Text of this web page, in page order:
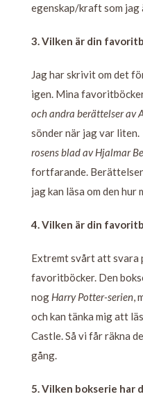
egenskap/kraft som jag
3. Vilken är din
Jag har skrivit om det
igen. Mina
och andra berättelser av
sönder när jag var liten.
rosens blad av Hjalmar
fortfarande.
jag kan läsa om den hur
4. Vilken är din
Extremt svårt att svara
favoritböcker. Den
nog Harry Potter-serien ,
och kan tänka mig att
Castle. Så vi får räkna
gång.
5. Vilken bokserie har